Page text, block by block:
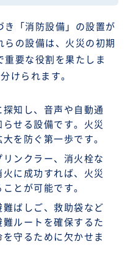
き「消防設備」の設置が
の設備は、火災の初期
要な役割を果たしま
けられます。
知し、音声や自動通
せる設備です。火災
を防ぐ第一歩です。
ンクラー、消火栓な
に成功すれば、火災
とが可能です。
ばしご、救助袋など
ルートを確保するた
守るために欠かせま